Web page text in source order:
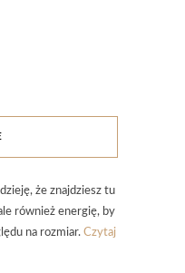
że znajdziesz tu
również energię, by
na rozmiar. Czytaj